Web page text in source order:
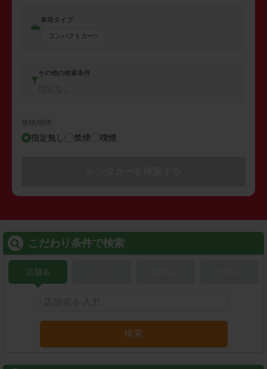
車両タイプ
コンパクトカー
その他の検索条件
禁煙/喫煙
指定無し 禁煙 喫煙
こだわり条件で検索
店舗名
検索